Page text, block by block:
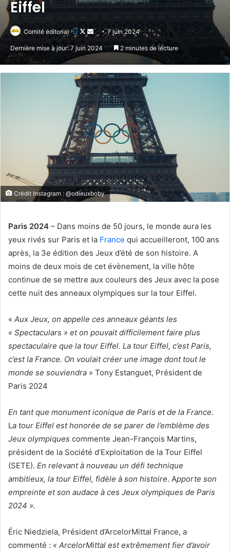
Eiffel
Comité éditorial
Follow
X
Envoyer
courriel
7 juin 2024
Dernière mise à jour: 7 juin 2024 2 minutes de lecture
Crédit Instagram : @odieuxboby
Paris 2024 – Dans moins de 50 jours, le monde aura les
yeux rivés sur Paris et la France qui accueilleront, 100 ans
après, la 3e édition des Jeux d’été de son histoire. A
moins de deux mois de cet évènement, la ville hôte
continue de se mettre aux couleurs des Jeux avec la pose
cette nuit des anneaux olympiques sur la tour Eiffel.
« Aux Jeux, on appelle ces anneaux géants les
« Spectaculars » et on pouvait difficilement faire plus
spectaculaire que la tour Eiffel. La tour Eiffel, c’est Paris,
c’est la France. On voulait créer une image dont tout le
monde se souviendra » Tony Estanguet, Président de
Paris 2024
En tant que monument iconique de Paris et de la France.
La tour Eiffel est honorée de se parer de l’emblème des
Jeux olympiques commente Jean-François Martins,
président de la Société d’Exploitation de la Tour Eiffel
(SETE). En relevant à nouveau un défi technique
ambitieux, la tour Eiffel, fidèle à son histoire. Apporte son
empreinte et son audace à ces Jeux olympiques de Paris
2024 ».
Éric Niedziela, Président d’ArcelorMittal France, a
commenté : « ArcelorMittal est extrêmement fier d’avoir